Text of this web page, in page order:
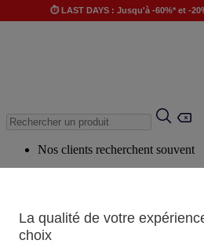
⏱️ LAST DAYS : Jusqu'à -60%* et -
Nos clients recherchent souvent
Produits suggérés
Voir tous les produits
La qualité de votre
choix